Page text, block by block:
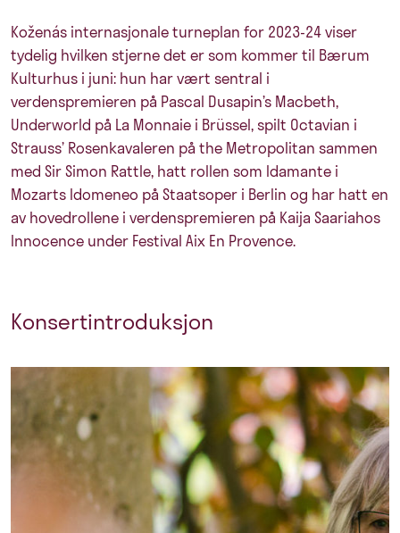
Koženás internasjonale turneplan for 2023-24 viser
tydelig hvilken stjerne det er som kommer til Bærum
Kulturhus i juni: hun har vært sentral i
verdenspremieren på Pascal Dusapin’s Macbeth,
Underworld på La Monnaie i Brüssel, spilt Octavian i
Strauss’ Rosenkavaleren på the Metropolitan sammen
med Sir Simon Rattle, hatt rollen som Idamante i
Mozarts Idomeneo på Staatsoper i Berlin og har hatt en
av hovedrollene i verdenspremieren på Kaija Saariahos
Innocence under Festival Aix En Provence.
Konsertintroduksjon